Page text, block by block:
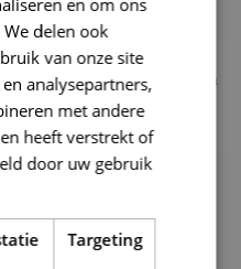
Prym Bikini-
Ceintuursluiting 20mm
transparant
en om ons
delen ook
van onze site
analysepartners,
met andere
heeft verstrekt of
door uw gebruik
Targeting